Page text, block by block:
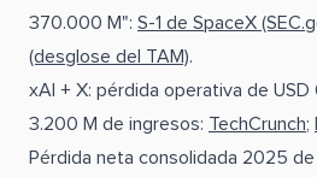
370.000 M": S-1 de SpaceX
(desglose del TAM).
xAI + X: pérdida operativa de
3.200 M de ingresos: TechCrunch;
Pérdida neta consolidada 2025